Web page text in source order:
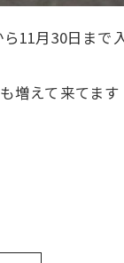
11月30日ま
えて来てま